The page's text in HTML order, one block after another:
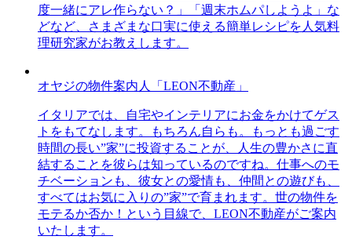
度一緒にアレ作らない？」「週末ホムパしようよ」な
どなど、さまざまな口実に使える簡単レシピを人気料
理研究家がお教えします。
オヤジの物件案内人「LEON不動産」
イタリアでは、自宅やインテリアにお金をかけてゲス
トをもてなします。もちろん自らも。もっとも過ごす
時間の長い”家”に投資することが、人生の豊かさに直
結することを彼らは知っているのですね。仕事へのモ
チベーションも、彼女との愛情も、仲間との遊びも、
すべてはお気に入りの”家”で育まれます。世の物件を
モテるか否か！という目線で、LEON不動産がご案内
いたします。